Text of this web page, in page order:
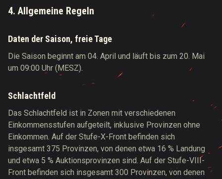
4. Allgemeine Regeln
Daten der Saison, freie Tage
Die Saison beginnt am 04. April und läuft bis zum 20. Mai
um 09:00 Uhr (MESZ).
Schlachtfeld
Das Schlachtfeld ist in Zonen mit verschiedenen
Einkommensstufen aufgeteilt, inklusive Provinzen ohne
Einkommen. Auf der Stufe-X-Front befinden sich
insgesamt 375 Provinzen, von denen etwa 16 % Landung
und etwa 5 % Auktionsprovinzen sind. Auf der Stufe-VIII-
Front befinden sich insgesamt 300 Provinzen, von denen